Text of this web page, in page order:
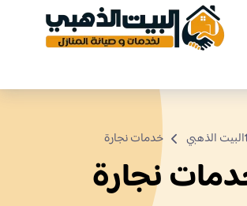
البيت الذهبي خدمات نجارة
نجارة